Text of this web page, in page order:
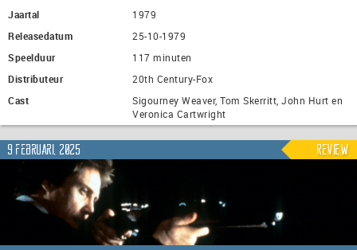
Jaartal
1979
Releasedatum
25-10-1979
Speelduur
117 minuten
Distributeur
20th Century-Fox
Cast
Sigourney Weaver, Tom Skerritt, John Hurt en
Veronica Cartwright
9 februari, 2025 Review